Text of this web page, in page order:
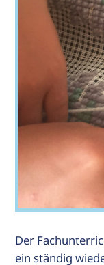
Der
ein ständig